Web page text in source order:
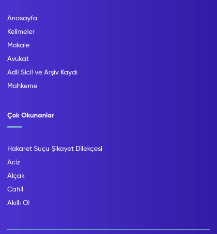
Anasayfa
Kelimeler
Makale
Avukat
Adli Sicil ve Arşiv Kaydı
Mahkeme
Çok Okunanlar
Hakaret Suçu Şikayet Dilekçesi
Aciz
Alçak
Cahil
Akıllı Ol